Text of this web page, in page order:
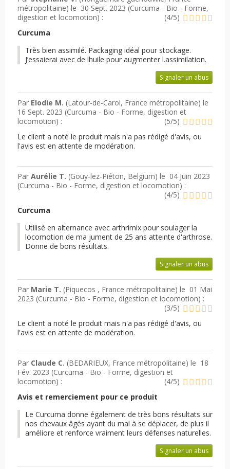
métropolitaine) le 30 Sept. 2023 (Curcuma - Bio - Forme,
digestion et locomotion) : (4/5)
Curcuma
Très bien assimilé. Packaging idéal pour stockage.
J’essaierai avec de lhuile pour augmenter l.assimilation.
Signaler un abus
Par Elodie M. (Latour-de-Carol, France métropolitaine) le
16 Sept. 2023 (Curcuma - Bio - Forme, digestion et
locomotion) : (5/5)
Le client a noté le produit mais n'a pas rédigé d'avis, ou
l'avis est en attente de modération.
Par Aurélie T. (Gouy-lez-Piéton, Belgium) le 04 Juin 2023
(Curcuma - Bio - Forme, digestion et locomotion) :
(4/5)
Curcuma
Utilisé en alternance avec arthrimix pour soulager la
locomotion de ma jument de 25 ans atteinte d'arthrose.
Donne de bons résultats.
Signaler un abus
Par Marie T. (Piquecos , France métropolitaine) le 01 Mai
2023 (Curcuma - Bio - Forme, digestion et locomotion) :
(3/5)
Le client a noté le produit mais n'a pas rédigé d'avis, ou
l'avis est en attente de modération.
Par Claude C. (BEDARIEUX, France métropolitaine) le 18
Fév. 2023 (Curcuma - Bio - Forme, digestion et
locomotion) : (4/5)
Avis et remerciement pour ce produit
Le Curcuma donne également de très bons résultats sur
nos chevaux âgés ayant du mal à se déplacer, de plus il
améliore et renforce vraiment leurs défenses naturelles.
Signaler un abus